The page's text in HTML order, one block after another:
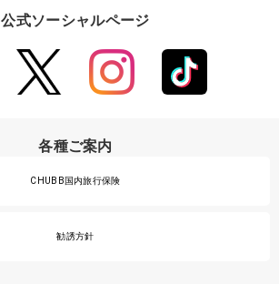
公式ソーシャルページ
各種ご案内
CHUBB国内旅行保険
勧誘方針